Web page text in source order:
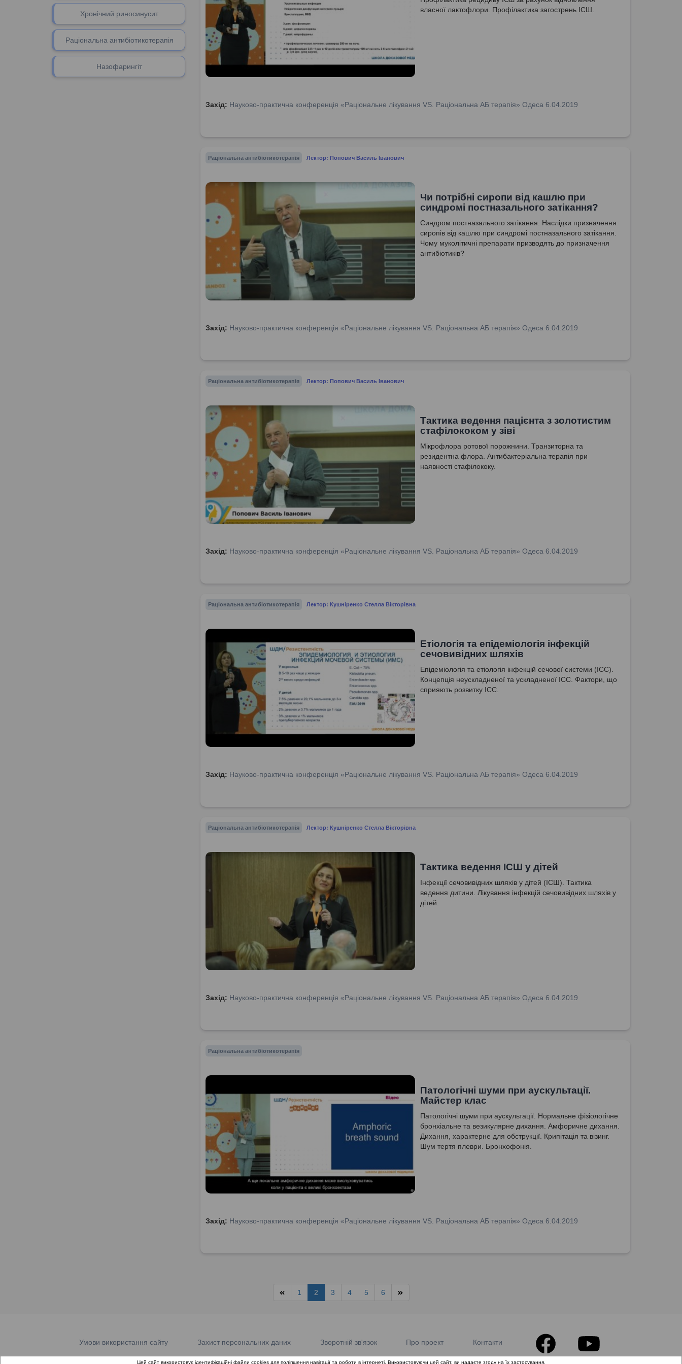
Хронічний риносинусит
Раціональна антибіотикотерапія
Назофарингіт
власної лактофлори. Профілактика загострень ІСШ.
Захід: Науково-практична конференція «Раціональне лікування VS. Раціональна АБ терапія» Одеса 6.04.2019
Раціональна антибіотикотерапія Лектор: Попович Василь Іванович
Чи потрібні сиропи від кашлю при
синдромі постназального затікання?
Синдром постназального затікання. Наслідки призначення
сиропів від кашлю при синдромі постназального затікання.
Чому муколітичні препарати призводять до призначення
антибіотиків?
Захід: Науково-практична конференція «Раціональне лікування VS. Раціональна АБ терапія» Одеса 6.04.2019
Раціональна антибіотикотерапія Лектор: Попович Василь Іванович
Тактика ведення пацієнта з золотистим
стафілококом у зіві
Мікрофлора ротової порожнини. Транзиторна та
резидентна флора. Антибактеріальна терапія при
наявності стафілококу.
Захід: Науково-практична конференція «Раціональне лікування VS. Раціональна АБ терапія» Одеса 6.04.2019
Раціональна антибіотикотерапія Лектор: Кушніренко Стелла Вікторівна
Етіологія та епідеміологія інфекцій
сечовивідних шляхів
Епідеміологія та етіологія інфекцій сечової системи (ІСС).
Концепція неускладненої та ускладненої ІСС. Фактори, що
сприяють розвитку ІСС.
Захід: Науково-практична конференція «Раціональне лікування VS. Раціональна АБ терапія» Одеса 6.04.2019
Раціональна антибіотикотерапія Лектор: Кушніренко Стелла Вікторівна
Тактика ведення ІСШ у дітей
Інфекції сечовивідних шляхів у дітей (ІСШ). Тактика
ведення дитини. Лікування інфекцій сечовивідних шляхів у
дітей.
Захід: Науково-практична конференція «Раціональне лікування VS. Раціональна АБ терапія» Одеса 6.04.2019
Раціональна антибіотикотерапія
Патологічні шуми при аускультації.
Майстер клас
Патологічні шуми при аускультації. Нормальне фізіологічне
бронхіальне та везикулярне дихання. Амфоричне дихання.
Дихання, характерне для обструкції. Крипітація та візинг.
Шум тертя плеври. Бронхофонія.
Захід: Науково-практична конференція «Раціональне лікування VS. Раціональна АБ терапія» Одеса 6.04.2019
1 2 3 4 5 6
Умови використання сайту Захист персональних даних Зворотній зв'язок Про проект Контакти
Цей сайт використовує ідентифікаційні файли cookies для поліпшення навігації та роботи в інтернеті. Використовуючи цей сайт, ви надаєте згоду на їх застосування.